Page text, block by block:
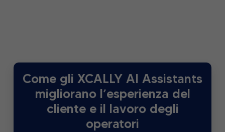
Come gli XCALLY AI Assistants
migliorano l’esperienza del
cliente e il lavoro degli
operatori